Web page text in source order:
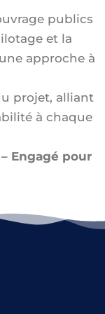
publics
et la
approche à
projet, alliant
à chaque
Engagé pour